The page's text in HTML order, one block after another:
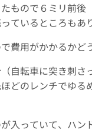
もので６ミリ前後
ているところもあ
費用がかかるかど
自転車に突き刺さ
どのレンチでゆる
入っていて、ハン